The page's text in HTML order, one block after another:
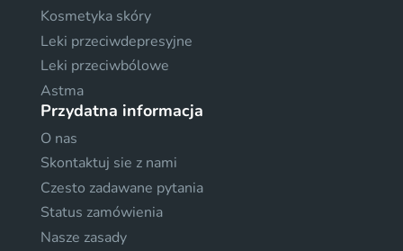
Kosmetyka skóry
Leki przeciwdepresyjne
Leki przeciwbólowe
Astma
Przydatna informacja
O nas
Skontaktuj sie z nami
Czesto zadawane pytania
Status zamówienia
Nasze zasady